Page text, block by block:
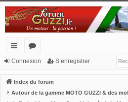
cc
ès
ra
or
u
m
Connexion S’enregistrer
Index du forum
Autour de la gamme MOTO GUZZI & des